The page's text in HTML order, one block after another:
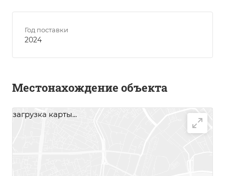
Год поставки
2024
Местонахождение объекта
загрузка карты...